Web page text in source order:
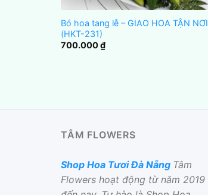
Bó hoa tang lễ – GIAO HOA TẬN NƠI
(HKT-231)
700.000₫
TÂM FLOWERS
Shop Hoa Tươi Đà Nẵng Tâm
Flowers hoạt động từ năm 2019